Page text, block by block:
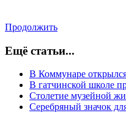
Продолжить
Ещё статьи...
В Коммунаре
В гатчинской школе
Столетие музейной
Серебряный значок